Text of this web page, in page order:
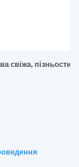
свіжа,